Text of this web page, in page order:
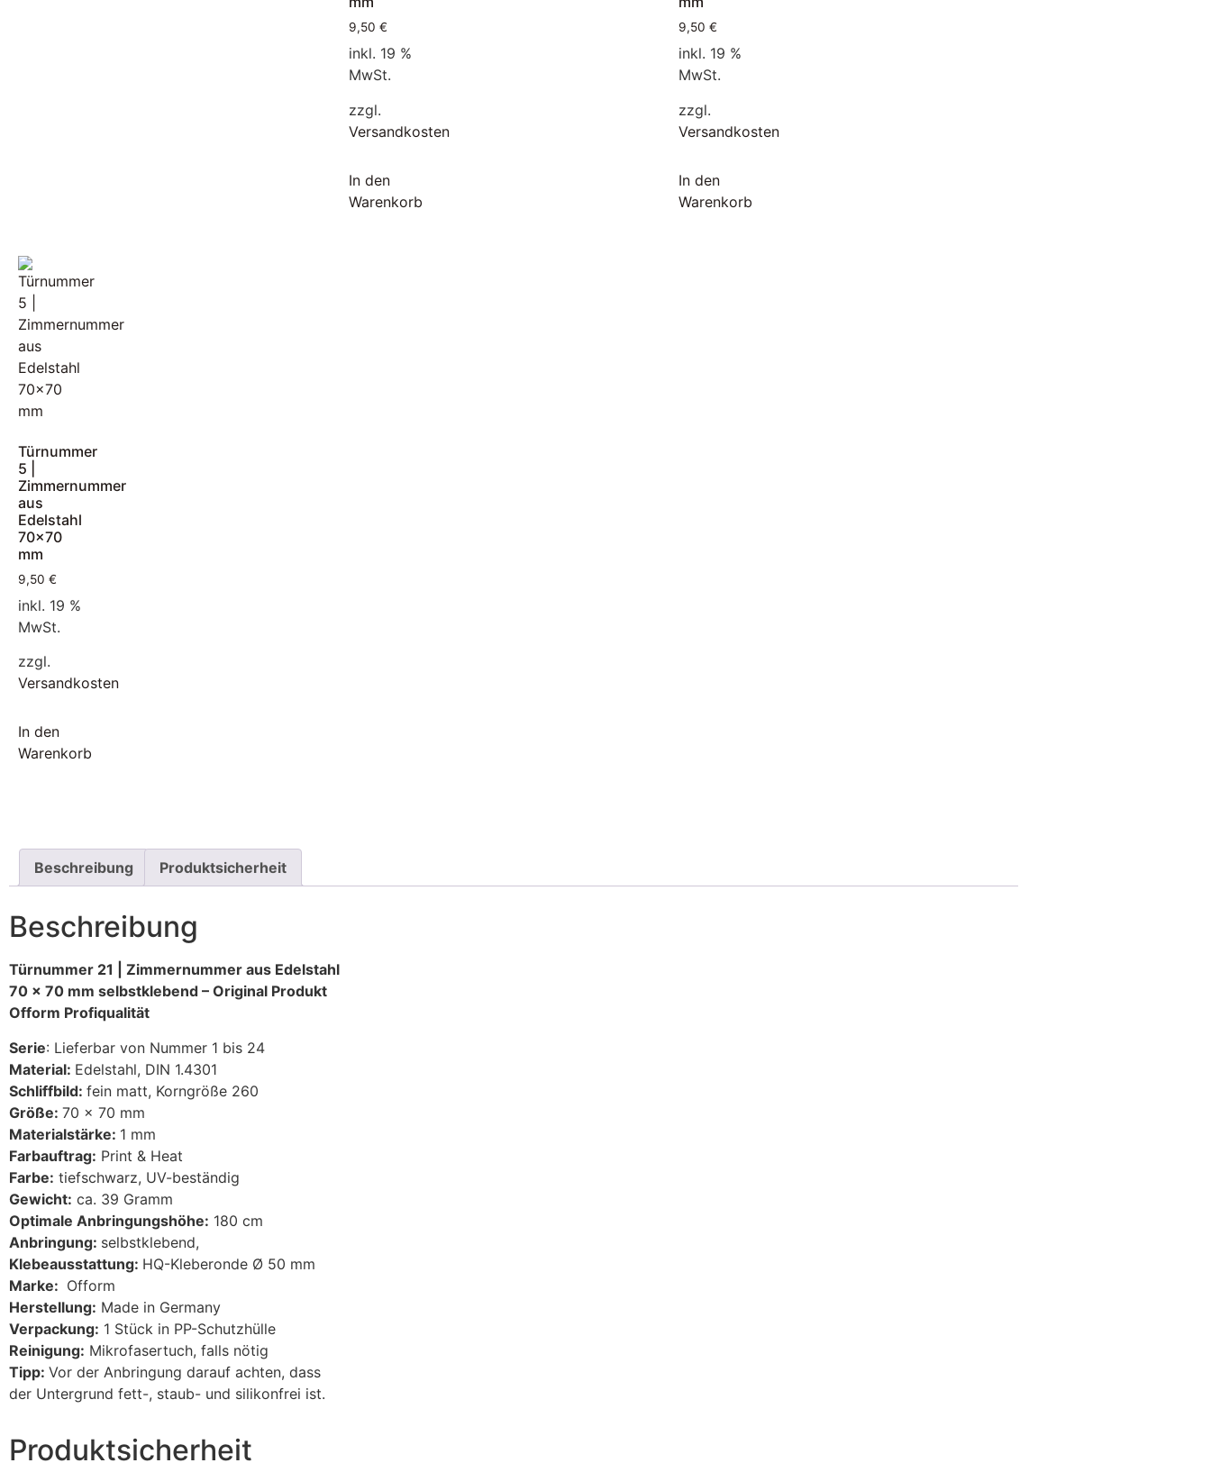
9,50 €
inkl. 19 %
MwSt.
zzgl.
Versandkosten
In den
Warenkorb
9,50€
inkl. 19 %
MwSt.
zzgl.
Versandkosten
In den
Warenkorb
Türnummer
5 |
Zimmernummer
aus
Edelstahl
70×70
mm
9,50 €
inkl. 19 %
MwSt.
zzgl.
Versandkosten
In den
Warenkorb
Beschreibung Produktsicherheit
Beschreibung
Türnummer 21 | Zimmernummer aus Edelstahl
70 x 70 mm selbstklebend – Original Produkt
Ofform Profiqualität
Serie: Lieferbar von Nummer 1 bis 24
Material: Edelstahl, DIN 1.4301
Schliffbild: fein matt, Korngröße 260
Größe: 70 x 70 mm
Materialstärke: 1 mm
Farbauftrag: Print & Heat
Farbe: tiefschwarz, UV-beständig
Gewicht: ca. 39 Gramm
Optimale Anbringungshöhe: 180 cm
Anbringung: selbstklebend,
Klebeausstattung: HQ-Kleberonde Ø 50 mm
Marke: Ofform
Herstellung: Made in Germany
Verpackung: 1 Stück in PP-Schutzhülle
Reinigung: Mikrofasertuch, falls nötig
Tipp: Vor der Anbringung darauf achten, dass
der Untergrund fett-, staub- und silikonfrei ist.
Produktsicherheit